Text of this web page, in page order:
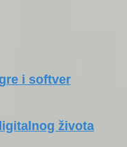
i softver
života